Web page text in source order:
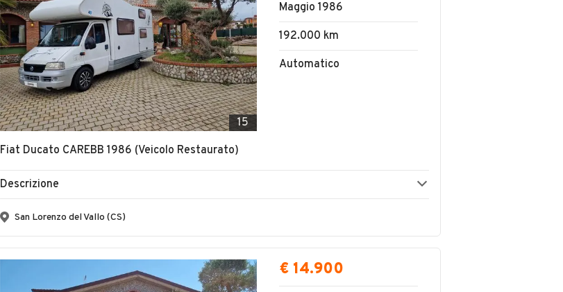
15
Fiat Ducato CAREBB 1986 (Veicolo Restaurato)
Maggio 1986
192.000 km
Automatico
Descrizione
San Lorenzo del Vallo (CS)
€ 14.900